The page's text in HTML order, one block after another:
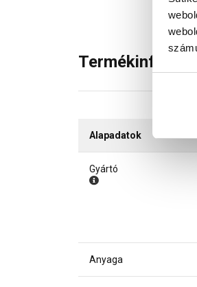
Alapadatok
Gyártó
Anyaga